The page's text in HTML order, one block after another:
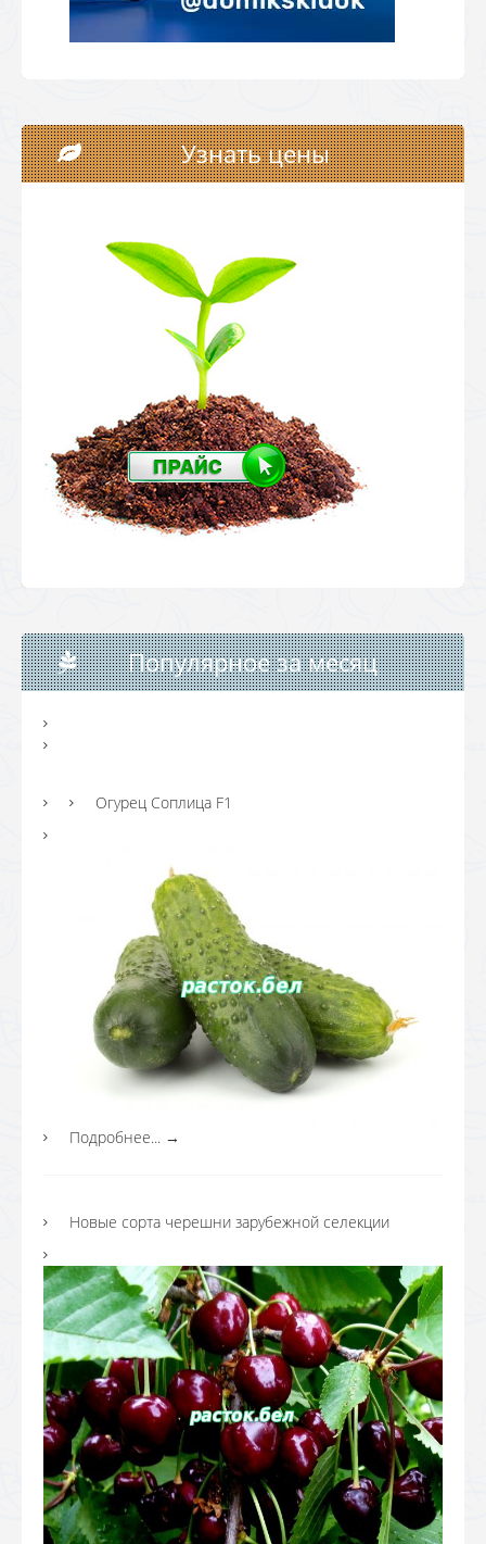
Узнать цены
Популярное за месяц
Огурец Соплица F1
Подробнее... →
Новые сорта черешни зарубежной селекции